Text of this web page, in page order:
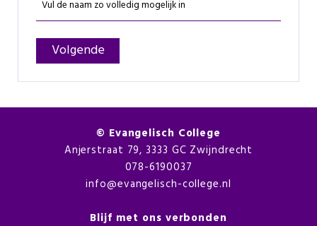
© Evangelisch College
Anjerstraat 79, 3333 GC Zwijndrecht
078-6190037
info@evangelisch-college.nl
Blijf met ons verbonden